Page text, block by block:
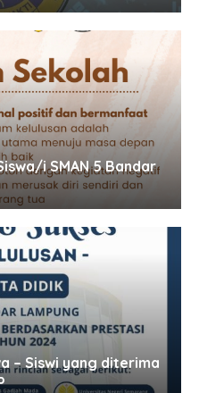
i SMAN 5 Bandar
– Siswi yang diterima